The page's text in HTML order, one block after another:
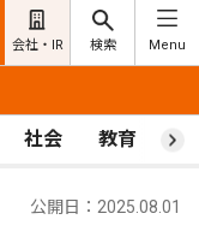
会社・IR 検索 Menu
社会 教育 ス
公開日：2025.08.01